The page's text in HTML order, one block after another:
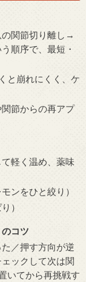
関節切り離し→
順序で、最短・
と崩れにくく、ケ
節からの再アプ
軽く温め、薬味
ンをひと絞り）
）
コツ
／押す方向が逆
ックして次は関
いてから再挑戦す